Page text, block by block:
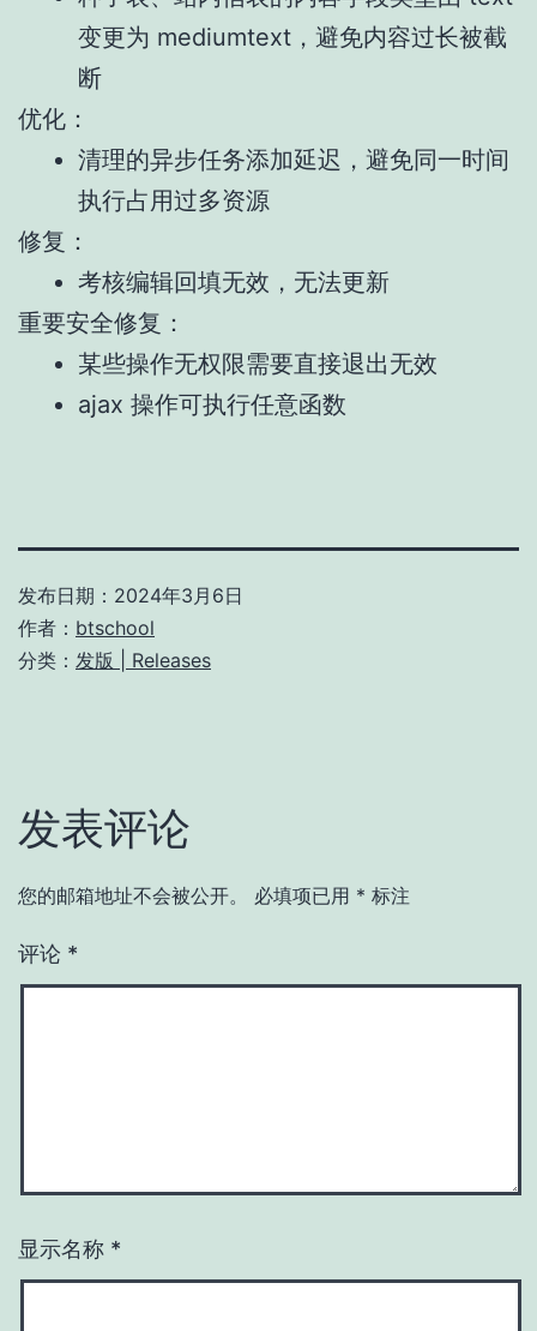
变更为 mediumtext，避免内容过长被截
断
优化：
清理的异步任务添加延迟，避免同一时间
执行占用过多资源
修复：
考核编辑回填无效，无法更新
重要安全修复：
某些操作无权限需要直接退出无效
ajax 操作可执行任意函数
发布日期： 2024年3月6日
作者： btschool
分类： 发版 | Releases
发表评论
您的邮箱地址不会被公开。 必填项已用 * 标注
评论 *
显示名称 *